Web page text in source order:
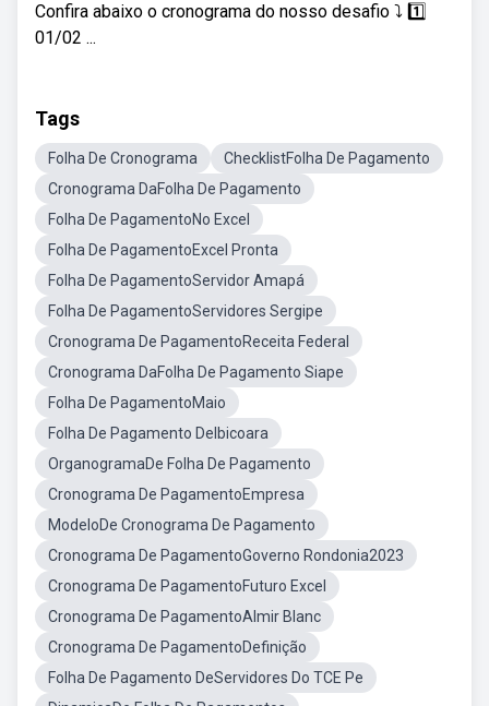
Confira abaixo o cronograma do nosso desafio ⤵️ 1️⃣
01/02 ...
Tags
Folha De Cronograma
ChecklistFolha De Pagamento
Cronograma DaFolha De Pagamento
Folha De PagamentoNo Excel
Folha De PagamentoExcel Pronta
Folha De PagamentoServidor Amapá
Folha De PagamentoServidores Sergipe
Cronograma De PagamentoReceita Federal
Cronograma DaFolha De Pagamento Siape
Folha De PagamentoMaio
Folha De Pagamento DeIbicoara
OrganogramaDe Folha De Pagamento
Cronograma De PagamentoEmpresa
ModeloDe Cronograma De Pagamento
Cronograma De PagamentoGoverno Rondonia2023
Cronograma De PagamentoFuturo Excel
Cronograma De PagamentoAlmir Blanc
Cronograma De PagamentoDefinição
Folha De Pagamento DeServidores Do TCE Pe